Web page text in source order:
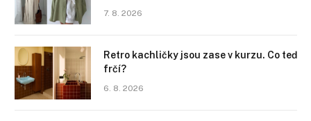
7. 8. 2026
Retro kachličky jsou zase v kurzu. Co teď
frčí?
6. 8. 2026